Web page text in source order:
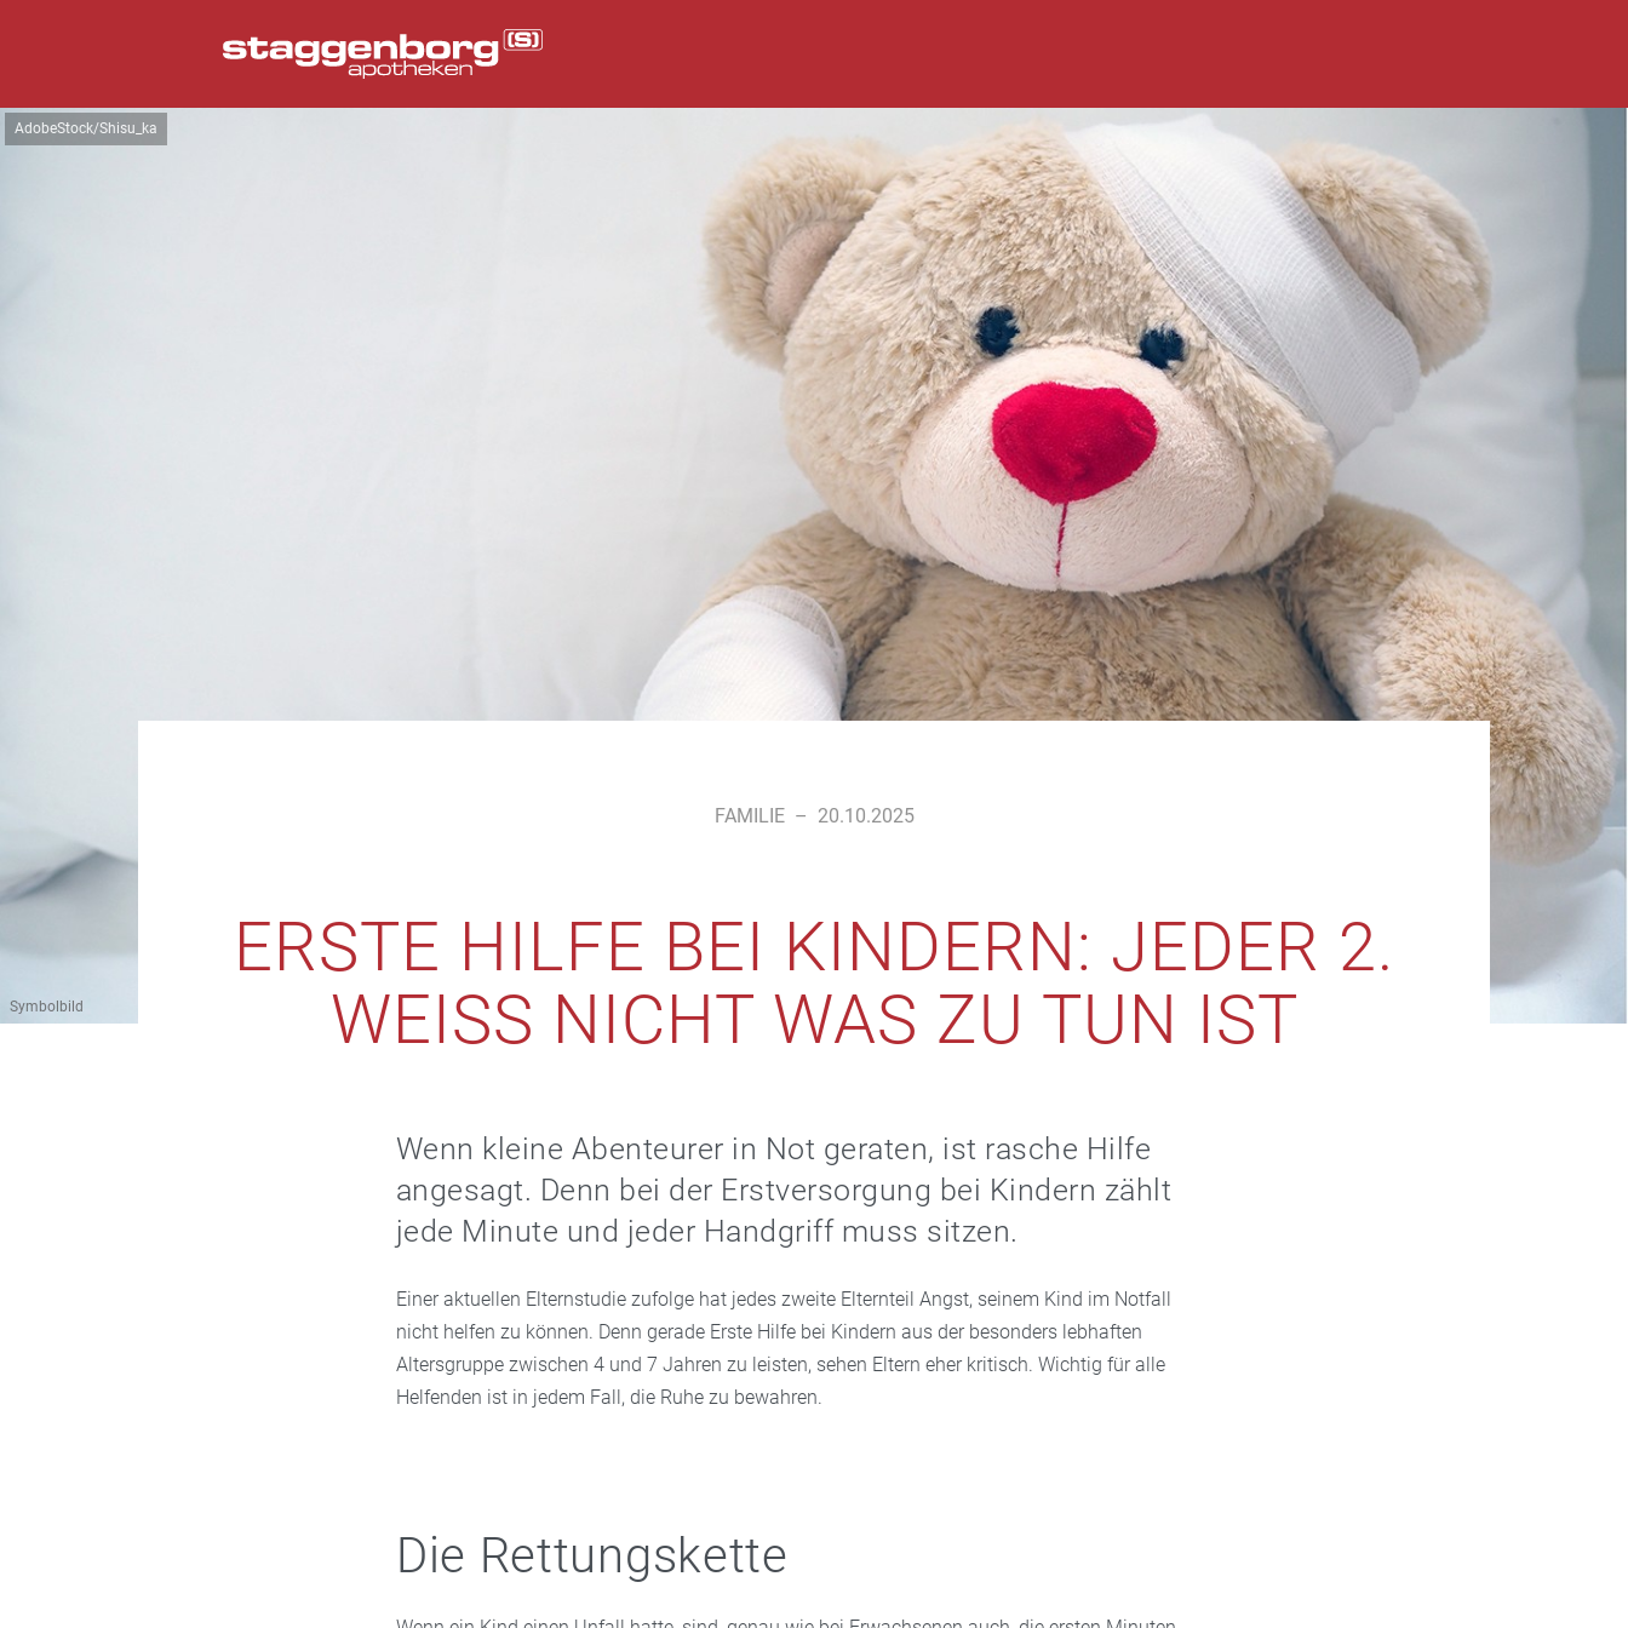
AdobeStock/Shisu_ka
Symbolbild
FAMILIE – 20.10.2025
ERSTE HILFE BEI KINDERN: JEDER 2.
WEISS NICHT WAS ZU TUN IST
Wenn kleine Abenteurer in Not geraten, ist rasche Hilfe
angesagt. Denn bei der Erstversorgung bei Kindern zählt
jede Minute und jeder Handgriff muss sitzen.
Einer aktuellen Elternstudie zufolge hat jedes zweite Elternteil Angst, seinem Kind im Notfall
nicht helfen zu können. Denn gerade Erste Hilfe bei Kindern aus der besonders lebhaften
Altersgruppe zwischen 4 und 7 Jahren zu leisten, sehen Eltern eher kritisch. Wichtig für alle
Helfenden ist in jedem Fall, die Ruhe zu bewahren.
Die Rettungskette